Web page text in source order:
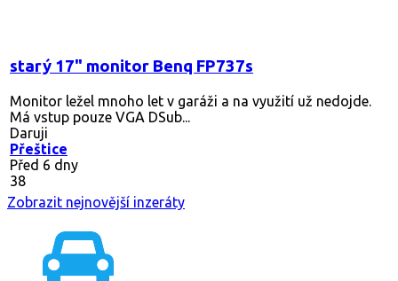
starý 17" monitor Benq FP737s
Monitor ležel mnoho let v garáži a na využití už nedojde.
Má vstup pouze VGA DSub...
Daruji
Přeštice
Před 6 dny
38
Zobrazit nejnovější inzeráty